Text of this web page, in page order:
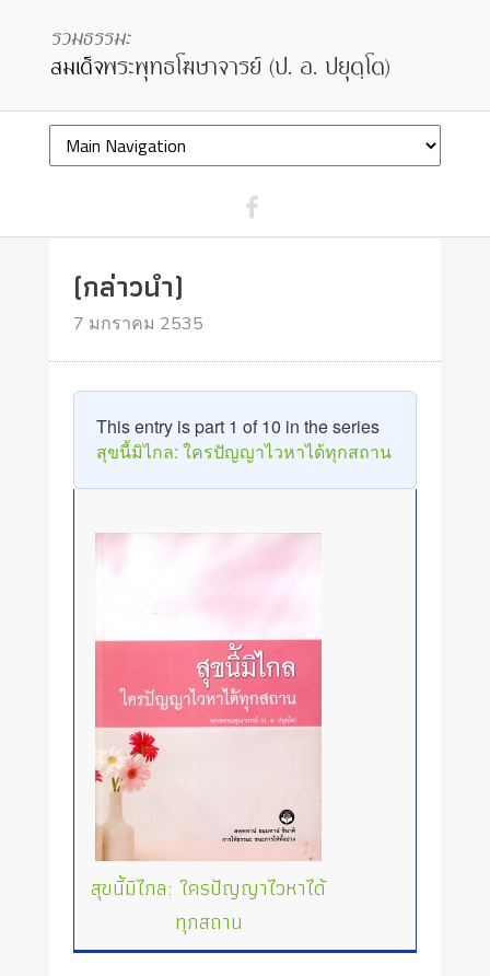
(กล่าวนำ)
7 มกราคม 2535
This entry is part 1 of 10 in the series
สุขนี้มิไกล: ใครปัญญาไวหาได้ทุกสถาน
สุขนี้มิไกล: ใครปัญญาไวหาได้
ทุกสถาน